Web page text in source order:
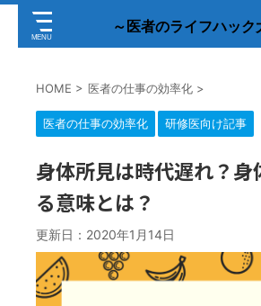
～医者のライフハック
HOME > 医者の仕事の効率化 >
医者の仕事の効率化 研修医向け記事
身体所見は時代遅れ？身
る意味とは？
更新日： 2020年1月14日